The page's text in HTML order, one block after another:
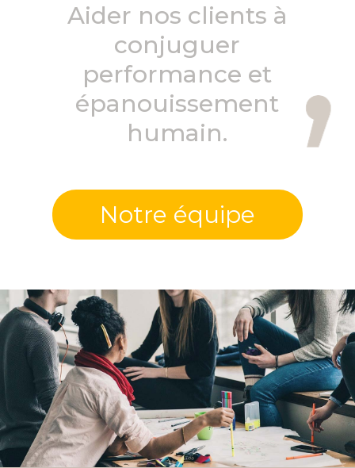
Aider nos clients à
conjuguer
performance et
épanouissement
humain.
Notre équipe